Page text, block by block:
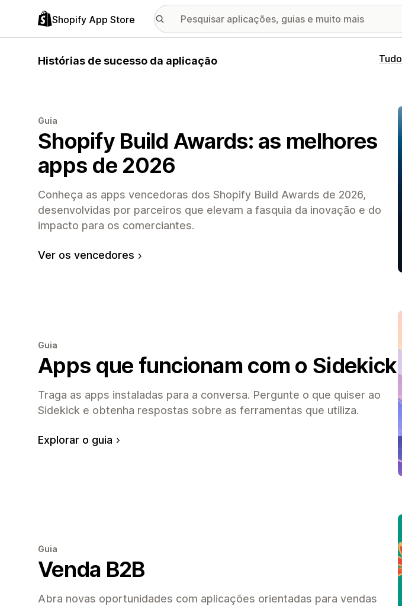
Shopify App Store
Histórias de sucesso da aplicação Tudo
Guia
Shopify Build Awards: as melhores
apps de 2026
Conheça as apps vencedoras dos Shopify Build Awards de 2026,
desenvolvidas por parceiros que elevam a fasquia da inovação e do
impacto para os comerciantes.
Ver os vencedores
Guia
Apps que funcionam com o Sidekick
Traga as apps instaladas para a conversa. Pergunte o que quiser ao
Sidekick e obtenha respostas sobre as ferramentas que utiliza.
Explorar o guia
Guia
Venda B2B
Abra novas oportunidades com aplicações orientadas para vendas